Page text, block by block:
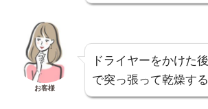
お客様
ドライヤーをかけた
で突っ張って乾燥す